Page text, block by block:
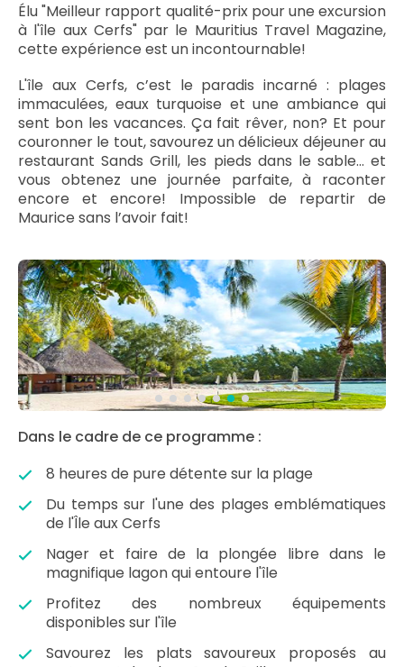
Élu "Meilleur rapport qualité-prix pour une excursion
à l'île aux Cerfs" par le Mauritius Travel Magazine,
cette expérience est un incontournable!
L'île aux Cerfs, c’est le paradis incarné : plages
immaculées, eaux turquoise et une ambiance qui
sent bon les vacances. Ça fait rêver, non? Et pour
couronner le tout, savourez un délicieux déjeuner au
restaurant Sands Grill, les pieds dans le sable... et
vous obtenez une journée parfaite, à raconter
encore et encore! Impossible de repartir de
Maurice sans l’avoir fait!
Dans le cadre de ce programme :
8 heures de pure détente sur la plage
Du temps sur l'une des plages emblématiques
de l'Île aux Cerfs
Nager et faire de la plongée libre dans le
magnifique lagon qui entoure l'île
Profitez des nombreux équipements
disponibles sur l'île
Savourez les plats savoureux proposés au